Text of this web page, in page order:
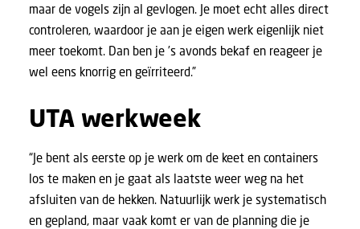
maar de vogels zijn al gevlogen. Je moet echt alles direct
controleren, waardoor je aan je eigen werk eigenlijk niet
meer toekomt. Dan ben je ’s avonds bekaf en reageer je
wel eens knorrig en geïrriteerd.”
UTA werkweek
“Je bent als eerste op je werk om de keet en containers
los te maken en je gaat als laatste weer weg na het
afsluiten van de hekken. Natuurlijk werk je systematisch
en gepland, maar vaak komt er van de planning die je